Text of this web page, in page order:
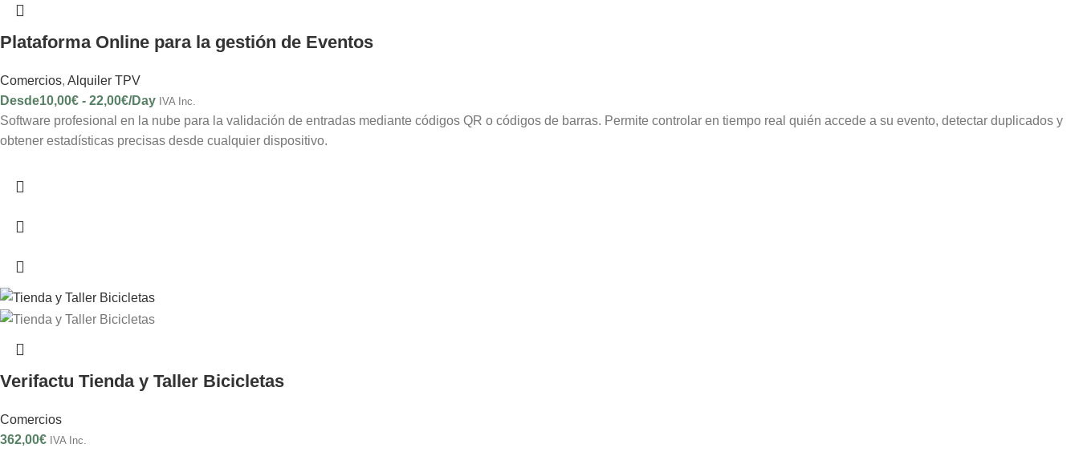
Plataforma Online para la gestión de Eventos
Comercios, Alquiler TPV
Desde10,00€ - 22,00€/Day IVA Inc.
Software profesional en la nube para la validación de entradas mediante códigos QR o códigos de barras. Permite controlar en tiempo real quién accede a su evento, detectar duplicados y
obtener estadísticas precisas desde cualquier dispositivo.
Verifactu Tienda y Taller Bicicletas
Comercios
362,00€ IVA Inc.